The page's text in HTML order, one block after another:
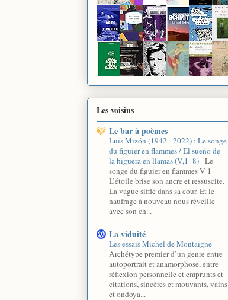
Les voisins
Le bar à poèmes
Luis Mizón (1942 - 2022) : Le songe
du figuier en flammes / El sueño de
la higuera en llamas (V,1- 8)-Le
songe du figuier en flammes V 1
L’étoile brise son ancre et ressuscite.
La vague siffle dans sa cour. Et le
naufrage à nouveau nous réveille
avec son ch...
La viduité
Les essais Michel de Montaigne-
Archétype premier d’un genre entre
autoportrait et anamorphose, entre
réflexion personnelle et emprunts et
citations, sincères et mouvants, vains
et ondoya...